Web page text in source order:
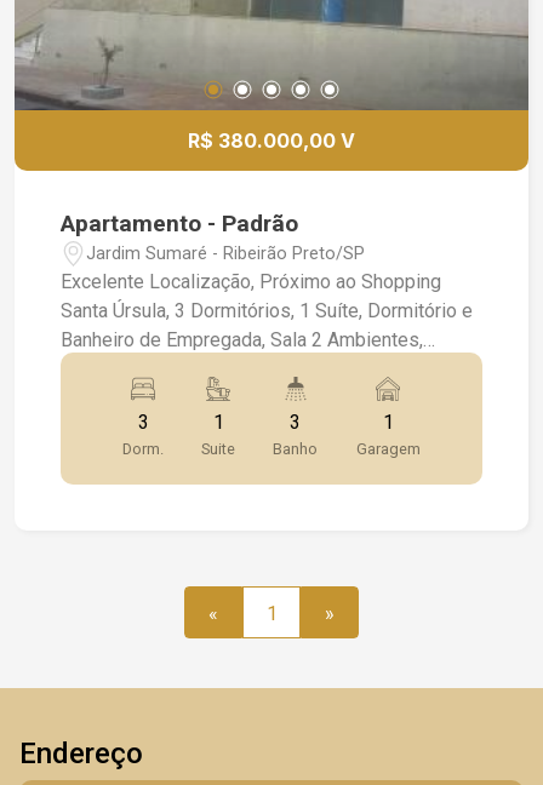
R$ 380.000,00 V
Apartamento - Padrão
Jardim Sumaré - Ribeirão Preto/SP
Excelente Localização, Próximo ao Shopping
Santa Úrsula, 3 Dormitórios, 1 Suíte, Dormitório e
Banheiro de Empregada, Sala 2 Ambientes,
Banheiro Social, 1 Vaga de Garagem, Box Blindex,
Chuveiro, Espelhos, Iluminação, Armários, Área de
Lazer com Churrasqueira, Salão de Festas,
Playground, Academia, Portaria 24 Hrs.
3
Dorm.
1
Suite
3
Banho
1
Garagem
« 1 »
Endereço